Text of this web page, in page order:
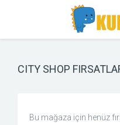
navigation
CITY SHOP
Bu mağaza için henüz